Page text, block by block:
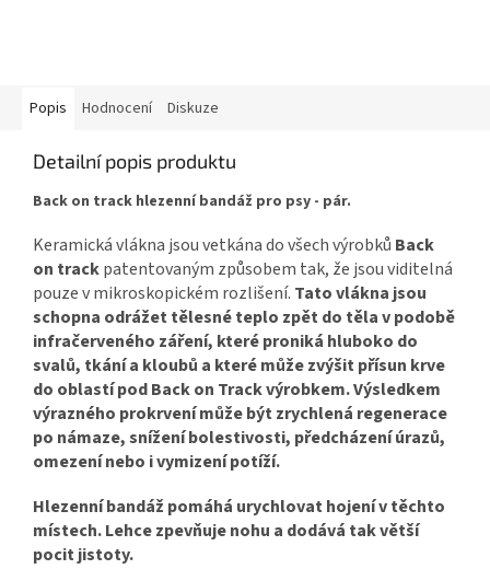
Popis Hodnocení Diskuze
Detailní popis produktu
Back on track hlezenní bandáž pro psy - pár.
Keramická vlákna jsou vetkána do všech výrobků Back
on trackpatentovaným způsobem tak, že jsou viditelná
pouze v mikroskopickém rozlišení. Tato vlákna jsou
schopna odrážet tělesné teplo zpět do těla v podobě
infračerveného záření, které proniká hluboko do
svalů, tkání a kloubů a které může zvýšit přísun krve
do oblastí pod Back on Track výrobkem. Výsledkem
výrazného prokrvení může být zrychlená regenerace
po námaze, snížení bolestivosti, předcházení úrazů,
omezení nebo i vymizení potíží.
Hlezenní bandáž pomáhá urychlovat hojení v těchto
místech. Lehce zpevňuje nohu a dodává tak větší
pocit jistoty.